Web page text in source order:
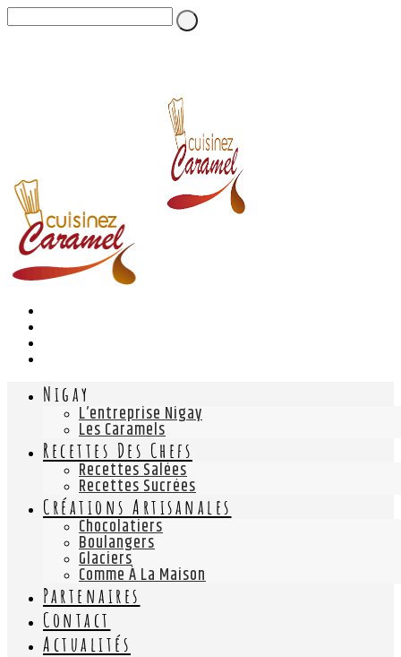
Nigay
L’entreprise Nigay
Les Caramels
Recettes Des Chefs
Recettes Salées
Recettes Sucrées
Créations Artisanales
Chocolatiers
Boulangers
Glaciers
Comme À La Maison
Partenaires
Contact
Actualités